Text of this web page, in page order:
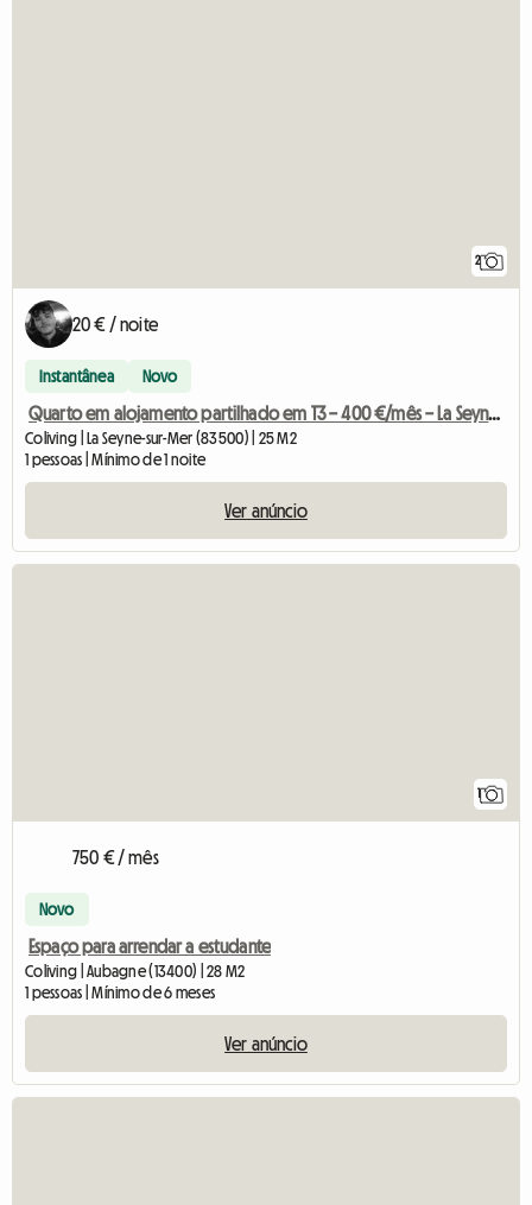
2
20 € / noite
Instantânea Novo
Quarto em alojamento partilhado em T3 – 400 €/mês – La Seyne-sur-Mer
Coliving | La Seyne-sur-Mer (83500) | 25 M2
1 pessoas | Mínimo de 1 noite
Ver anúncio
750 € / mês
Novo
Espaço para arrendar a estudante
Coliving | Aubagne (13400) | 28 M2
1 pessoas | Mínimo de 6 meses
Ver anúncio